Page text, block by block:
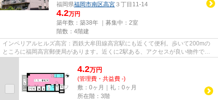
福岡県福岡市南区高宮 ３丁目11-14
4.2万円
築年数：築38年 ｜募集中： 2室
階数：4階建
インペリアルヒルズ高宮：西鉄大牟田線高宮駅にも近くて便利。歩いて200mの
ところに福岡高宮郵便局があります。近くに2駅ある、アクセスが良い物件で
4.2万円
(管理費・共益費 -)
敷：0ヶ月｜礼：0ヶ月
所在階：3階